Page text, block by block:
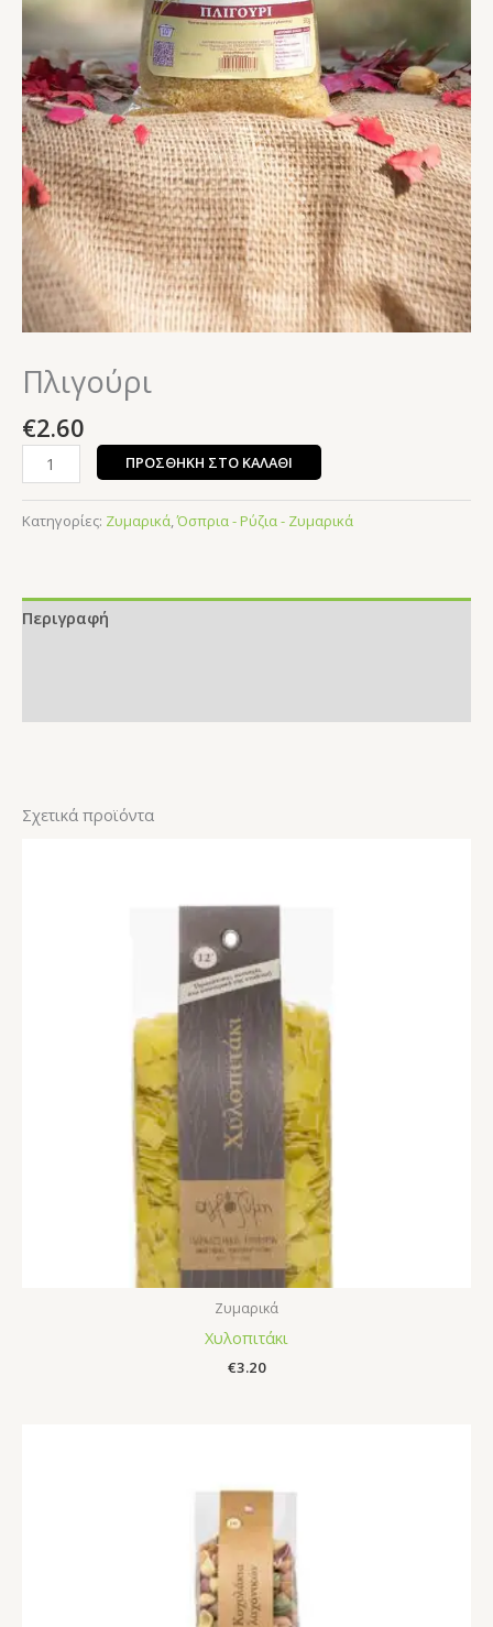
Πλιγούρι
€2.60
ΠΡΟΣΘΉΚΗ ΣΤΟ ΚΑΛΆΘΙ
Κατηγορίες: Ζυμαρικά ,Όσπρια - Ρύζια - Ζυμαρικά
Περιγραφή
Σχετικά προϊόντα
Ζυμαρικά
Χυλοπιτάκι
€3.20